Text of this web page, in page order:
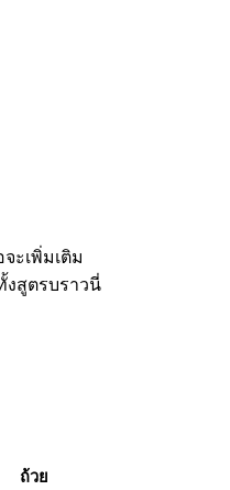
ะเพิ่มเติม
งสูตรบราวนี่
ถ้วย